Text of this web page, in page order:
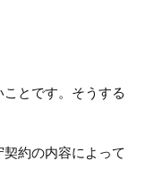
ことです。そうする
契約の内容によって